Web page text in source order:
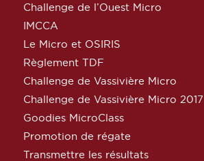
Challenge de l’Ouest Micro
IMCCA
Le Micro et OSIRIS
Règlement TDF
Challenge de Vassivière Micro
Challenge de Vassivière Micro 2017
Goodies MicroClass
Promotion de régate
Transmettre les résultats